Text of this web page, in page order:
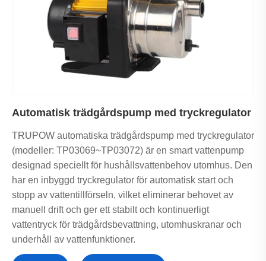
Automatisk trädgårdspump med tryckregulator
TRUPOW automatiska trädgårdspump med tryckregulator
(modeller: TP03069~TP03072) är en smart vattenpump
designad speciellt för hushållsvattenbehov utomhus. Den
har en inbyggd tryckregulator för automatisk start och
stopp av vattentillförseln, vilket eliminerar behovet av
manuell drift och ger ett stabilt och kontinuerligt
vattentryck för trädgårdsbevattning, utomhuskranar och
underhåll av vattenfunktioner.